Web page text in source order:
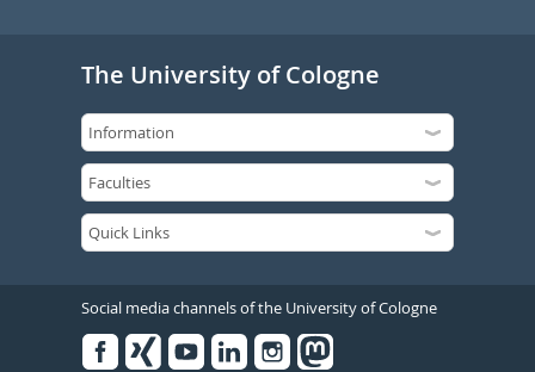
The University of Cologne
Social media channels of the University of Cologne